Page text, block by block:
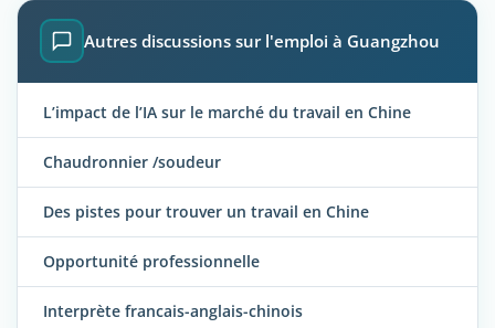
Autres discussions sur l'emploi à Guangzhou
L’impact de l’IA sur le marché du travail en Chine
Chaudronnier /soudeur
Des pistes pour trouver un travail en Chine
Opportunité professionnelle
Interprète francais-anglais-chinois